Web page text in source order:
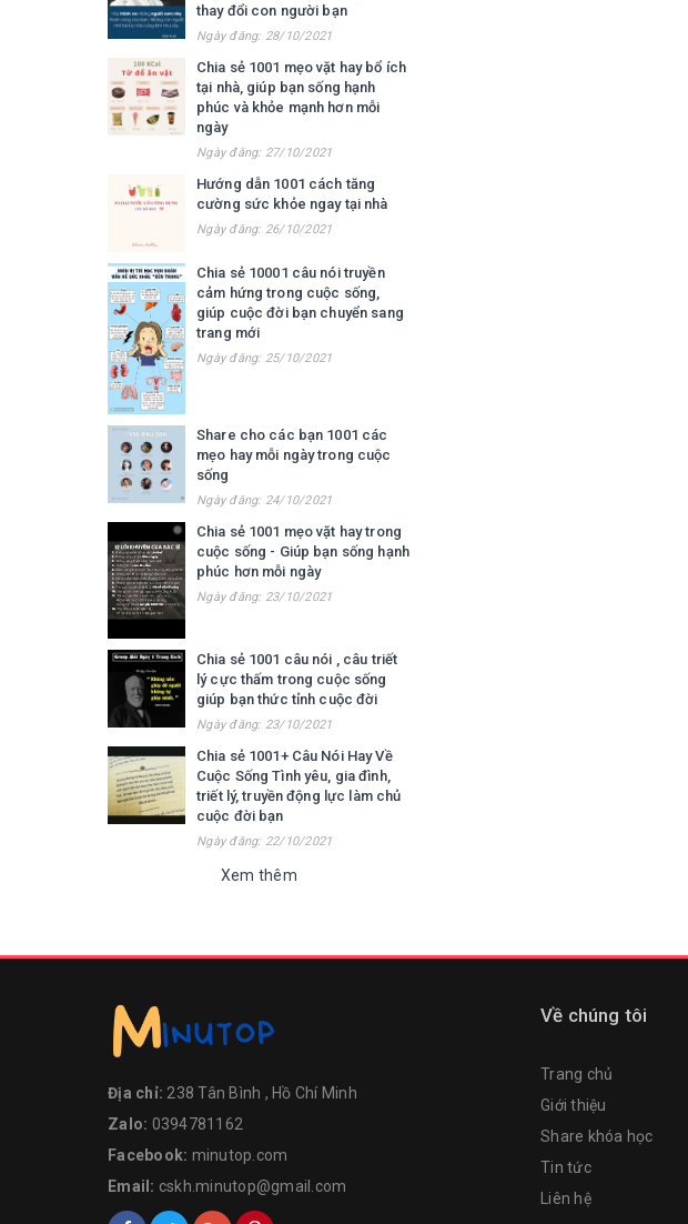
thay đổi con người bạn
Ngày đăng: 28/10/2021
Chia sẻ 1001 mẹo vặt hay bổ ích
tại nhà, giúp bạn sống hạnh
phúc và khỏe mạnh hơn mỗi
ngày
Ngày đăng: 27/10/2021
Hướng dẫn 1001 cách tăng
cường sức khỏe ngay tại nhà
Ngày đăng: 26/10/2021
Chia sẻ 10001 câu nói truyền
cảm hứng trong cuộc sống,
giúp cuộc đời bạn chuyển sang
trang mới
Ngày đăng: 25/10/2021
Share cho các bạn 1001 các
mẹo hay mỗi ngày trong cuộc
sống
Ngày đăng: 24/10/2021
Chia sẻ 1001 mẹo vặt hay trong
cuộc sống - Giúp bạn sống hạnh
phúc hơn mỗi ngày
Ngày đăng: 23/10/2021
Chia sẻ 1001 câu nói , câu triết
lý cực thấm trong cuộc sống
giúp bạn thức tỉnh cuộc đời
Ngày đăng: 23/10/2021
Chia sẻ 1001+ Câu Nói Hay Về
Cuộc Sống Tình yêu, gia đình,
triết lý, truyền động lực làm chủ
cuộc đời bạn
Ngày đăng: 22/10/2021
Xem thêm
Địa chỉ: 238 Tân Bình , Hồ Chí Minh
Zalo: 0394781162
Facebook: minutop.com
Email: cskh.minutop@gmail.com
Về chúng tôi
Trang chủ
Giới thiệu
Share khóa học
Tin tức
Liên hệ